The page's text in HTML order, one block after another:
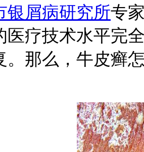
银屑病研究所专
医疗技术水平完
。那么，牛皮癣